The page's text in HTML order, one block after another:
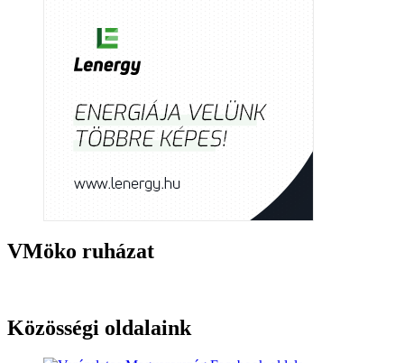
VMöko ruházat
Közösségi oldalaink